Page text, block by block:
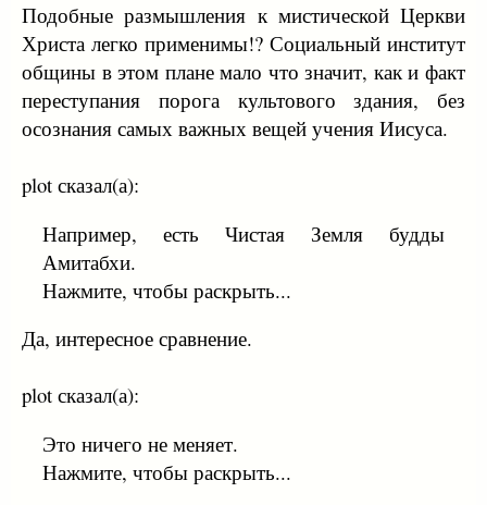
Подобные размышления к мистической Церкви
Христа легко применимы!? Социальный институт
общины в этом плане мало что значит, как и факт
переступания порога культового здания, без
осознания самых важных вещей учения Иисуса.
plot сказал(а):
Например, есть Чистая Земля будды
Амитабхи.
Нажмите, чтобы раскрыть...
Да, интересное сравнение.
plot сказал(а):
Это ничего не меняет.
Нажмите, чтобы раскрыть...